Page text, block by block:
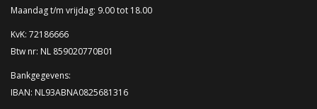
Maandag t/m vrijdag: 9.00 tot 18.00
KvK: 72186666
Btw nr: NL 859020770B01
Bankgegevens:
IBAN: NL93ABNA0825681316